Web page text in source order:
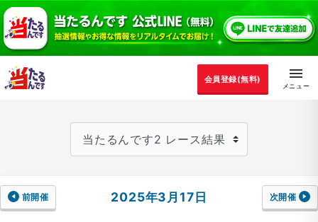
会員登録(無料)
前開催 2025年3月17日 次開催